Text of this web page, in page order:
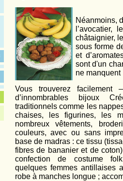
Néanmoins,
l’avocatier,
châtaignier,
sous forme
et
sont d'un
ne
Vous trouverez
d’innombrables bijoux
traditionnels comme les
chaises, les figurines, les
nombreux vêtements,
couleurs, avec ou sans
base de madras : ce tissu
fibres de bananier et de
confection de costume
quelques femmes antillaises
robe à manches longue ;